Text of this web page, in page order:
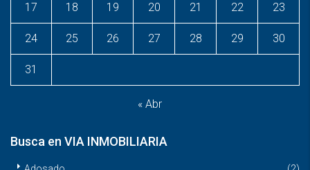
17 18 19 20 21 22 23
24 25 26 27 28 29 30
31
« Abr
Busca en VIA INMOBILIARIA